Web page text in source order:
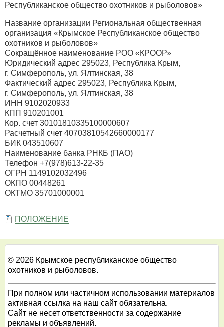
Республиканское общество охотников и рыболовов»
Название организации Региональная общественная
организация «Крымское Республиканское общество
охотников и рыболовов»
Сокращённое наименование РОО «КРООР»
Юридический адрес 295023, Республика Крым,
г. Симферополь, ул. Ялтинская, 38
Фактический адрес 295023, Республика Крым,
г. Симферополь, ул. Ялтинская, 38
ИНН 9102020933
КПП 910201001
Кор. счет 30101810335100000607
Расчетный счет 40703810542660000177
БИК 043510607
Наименование банка РНКБ (ПАО)
Телефон +7(978)613-22-35
ОГРН 1149102032496
ОКПО 00448261
ОКТМО 35701000001
ПОЛОЖЕНИЕ
© 2026 Крымское республиканское общество
охотников и рыболовов.
При полном или частичном использовании материалов
активная ссылка на наш сайт обязательна.
Сайт не несет ответственности за содержание
рекламы и объявлений.